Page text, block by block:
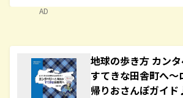
AD
地球の歩き方 カン
すてきな田舎町へ～
帰りおさんぽガイ